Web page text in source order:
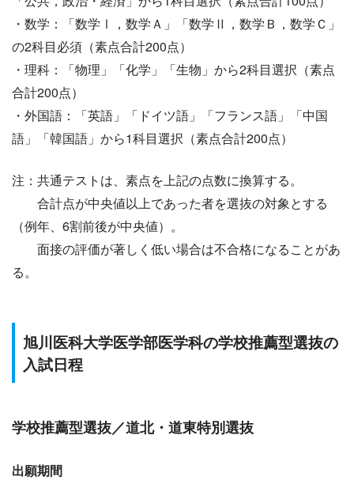
・数学：「数学Ⅰ，数学Ａ」「数学Ⅱ，数学Ｂ，数学Ｃ」
の2科目必須（素点合計200点）
・理科：「物理」「化学」「生物」から2科目選択（素点
合計200点）
・外国語：「英語」「ドイツ語」「フランス語」「中国
語」「韓国語」から1科目選択（素点合計200点）
注：共通テストは、素点を上記の点数に換算する。
合計点が中央値以上であった者を選抜の対象とする
（例年、6割前後が中央値）。
面接の評価が著しく低い場合は不合格になることがあ
る。
旭川医科大学医学部医学科の学校推薦型選抜の
入試日程
学校推薦型選抜／道北・道東特別選抜
出願期間